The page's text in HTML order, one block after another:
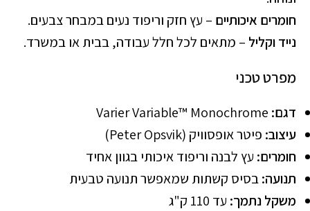
חומרים איכותיים – עץ חזק וריפוד נעים במבחר צבעים.
נייד וקליל – מתאים לכל חלל עבודה, בבית או במשרד.
מפרט טכני
דגם:
עיצוב: פיטר אופסוויק (Peter Opsvik)
חומרים: עץ לבנה וריפוד איכותי בגוון אחיד
תנועה:בסיס קשתות שמאפשר תנועה טבעית
משקל נתמך: עד 110 ק"ג